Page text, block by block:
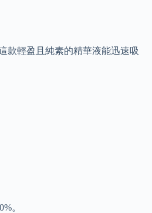
款輕盈且純素的精華液能迅速吸
。